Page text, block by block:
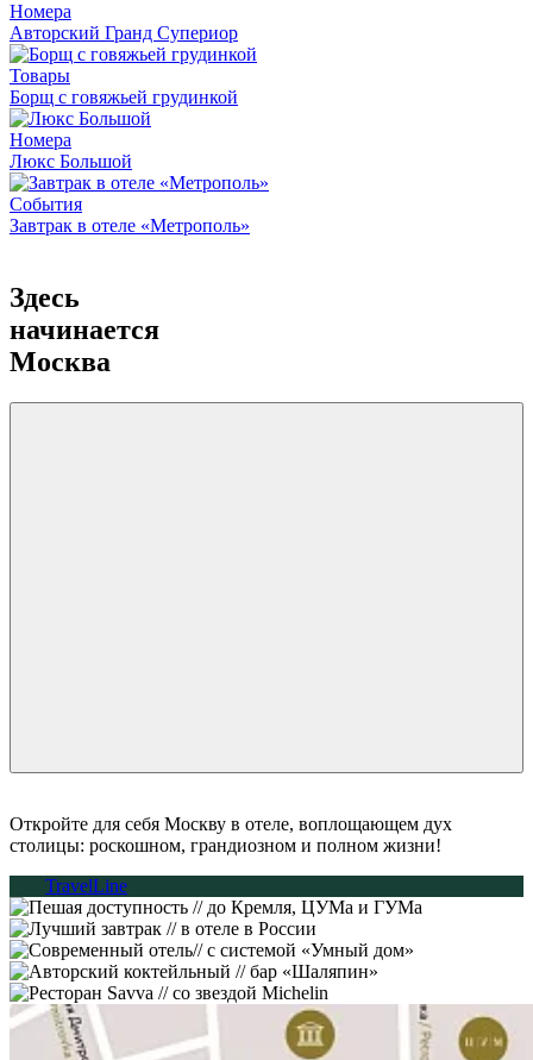
Номера
Авторский Гранд Супериор
Товары
Борщ с говяжьей грудинкой
Номера
Люкс Большой
События
Завтрак в отеле «Метрополь»
Здесь
начинается
Москва
Откройте для себя Москву в отеле, воплощающем дух
столицы: роскошном, грандиозном и полном жизни!
TravelLine